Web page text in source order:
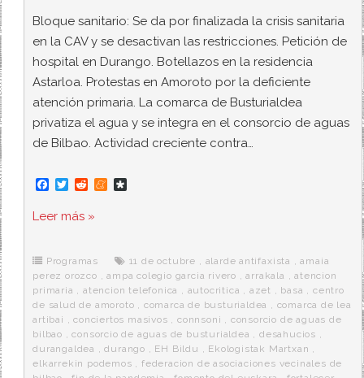
Bloque sanitario: Se da por finalizada la crisis sanitaria
en la CAV y se desactivan las restricciones. Petición de
hospital en Durango. Botellazos en la residencia
Astarloa. Protestas en Amoroto por la deficiente
atención primaria. La comarca de Busturialdea
privatiza el agua y se integra en el consorcio de aguas
de Bilbao. Actividad creciente contra…
F
c
e
o
k
T
i
t
r
R
d
M
e
r
a
Leer más »
Programas 11 de octubre , alarde antifaxista ,amaia
perez orozco ,ampa colegio garcia rivero ,arrakala ,atencion
primaria ,atencion telefonica , autocritica , azet , basa ,centro
de salud de amoroto , comarca de busturialdea , comarca de lea
artibai ,conciertos masivos ,connsoni , consorcio de aguas de
bilbao ,consorcio de aguas de busturialdea ,desahucios ,
durangaldea ,durango , EH Bildu , Ekologistak Martxan ,
elkarrekin podemos ,federacion de asociaciones vecinales de